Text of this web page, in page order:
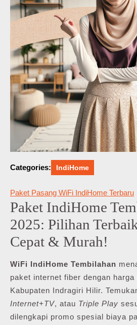
Categories: IndiHome
Paket Pasang WiFi IndiHome Terbaru
Paket IndiHome
2025: Pilihan
Cepat & Murah!
WiFi IndiHome Tembilahan
paket internet fiber dengan
Kabupaten Indragiri Hilir.
Internet+TV, atau Triple Play
dilengkapi promo spesial biaya